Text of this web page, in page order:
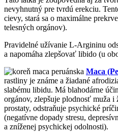
nevyhnutný pre tvrdú erekciu.
cievy, stará sa o maximálne
telesných orgánov).
Pravidelné užívanie L-Argininu
a napomáha zlepšovať libido (u
Maca
rastliny je známe a žiadané
slabému libidu. Má blahodárne
orgánov, zlepšuje plodnosť muža i
prostaty, odstraňuje psychické
(negatívne dopady stresu,
a zníženej psychickej odolnosti).